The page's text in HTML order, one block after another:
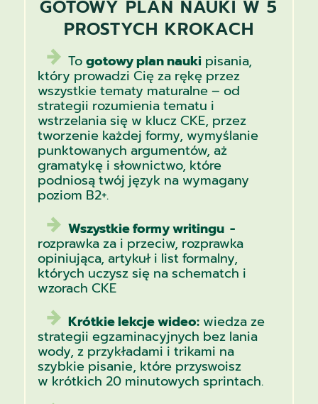
GOTOWY PLAN NAUKI W 5
PROSTYCH KROKACH
Togotowy plan naukipisania,
który prowadzi Cię za rękę przez
wszystkie tematy maturalne – od
strategii rozumienia tematu i
wstrzelania się w klucz CKE, przez
tworzenie każdej formy, wymyślanie
punktowanych argumentów, aż
gramatykę i słownictwo, które
podniosą twój język na wymagany
poziom B2+.
Wszystkie formy writingu -
rozprawka za i przeciw, rozprawka
opiniująca, artykuł i list formalny,
których uczysz się na schematch i
wzorach CKE
Krótkie lekcje wideo:wiedza ze
strategii egzaminacyjnych bez lania
wody, z przykładami i trikami na
szybkie pisanie, które przyswoisz
w krótkich 20 minutowych sprintach.